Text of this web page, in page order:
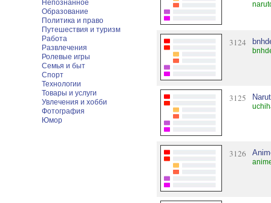
Непознанное
Образование
Политика и право
Путешествия и туризм
Работа
Развлечения
Ролевые игры
Семья и быт
Спорт
Технологии
Товары и услуги
Увлечения и хобби
Фотография
Юмор
3124
3125
3126